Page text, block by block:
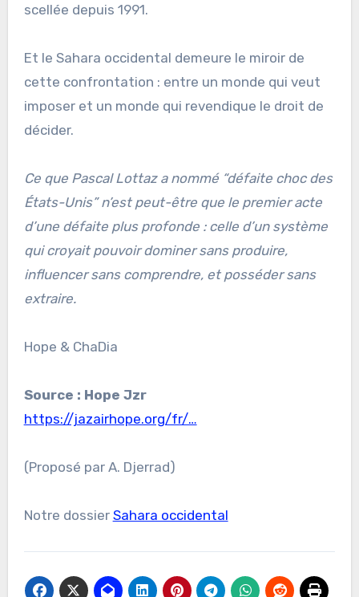
scellée depuis 1991.
Et le Sahara occidental demeure le miroir de
cette confrontation : entre un monde qui veut
imposer et un monde qui revendique le droit de
décider.
Ce que Pascal Lottaz a nommé “défaite choc des
États-Unis” n’est peut-être que le premier acte
d’une défaite plus profonde : celle d’un système
qui croyait pouvoir dominer sans produire,
influencer sans comprendre, et posséder sans
extraire.
Hope & ChaDia
Source : Hope Jzr
https://jazairhope.org/fr/…
(Proposé par A. Djerrad)
Notre dossier Sahara occidental